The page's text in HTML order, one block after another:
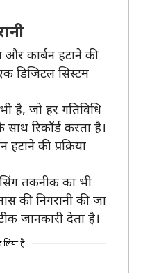
और कार्बन हटाने की
डिजिटल सिस्टम
है, जो हर गतिविधि
रिकॉर्ड करता है।
की प्रक्रिया
तकनीक का भी
की निगरानी की जा
जानकारी देता है।
लिया है